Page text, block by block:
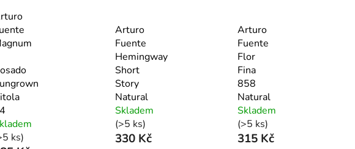
ks)
Arturo
Fuente
Hemingway
Short
Story
Natural
Skladem
(>5 ks)
330 Kč
Arturo
Fuente
Flor
Fina
858
Natural
Skladem
(>5 ks)
315 Kč